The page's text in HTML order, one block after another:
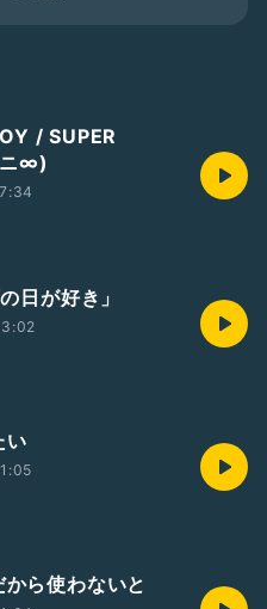
/ SUPER
ニ∞)
日が好き」
い
ら使わないと